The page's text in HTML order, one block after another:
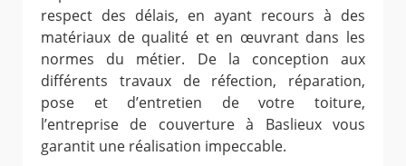
respect des délais, en ayant recours à des
matériaux de qualité et en œuvrant dans les
normes du métier. De la conception aux
différents travaux de réfection, réparation,
pose et d’entretien de votre toiture,
l’entreprise de couverture à Baslieux vous
garantit une réalisation impeccable.